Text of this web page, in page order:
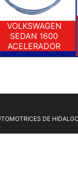
VOLKSWAGEN
SEDAN 1600
ACELERADOR
DE